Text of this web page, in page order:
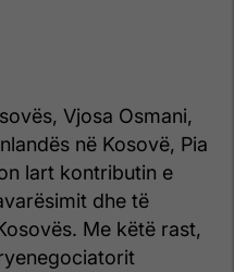
Vjosa Osmani,
në Kosovë, Pia
lart kontributin e
dhe të
Me këtë rast,